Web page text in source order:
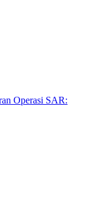
Operasi SAR: